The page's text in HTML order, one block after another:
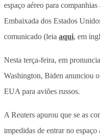
espaço aéreo para
Embaixada dos Estados
comunicado (leia aqui, em
Nesta terça-feira, em
Washington, Biden anunciou
EUA para aviões russos.
A Reuters apurou que se as
impedidas de entrar no